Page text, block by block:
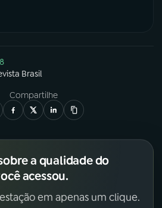
Brasil
Compartilhe
a qualidade do
acessou.
em apenas um clique.